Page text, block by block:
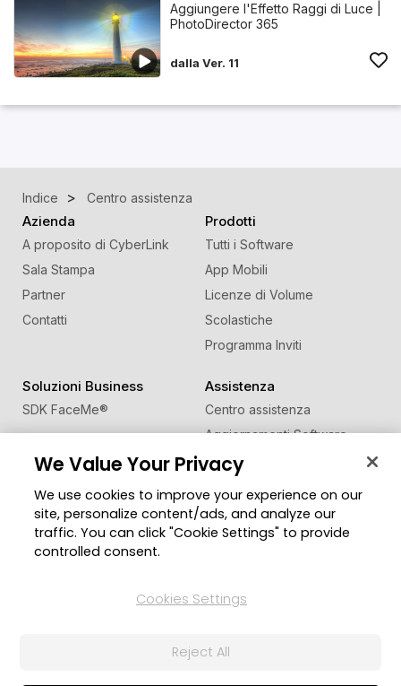
Aggiungere l'Effetto Raggi di Luce |
PhotoDirector 365
dalla Ver. 11
Indice Centro assistenza
Azienda
A proposito di CyberLink
Sala Stampa
Partner
Contatti
Prodotti
Tutti i Software
App Mobili
Licenze di Volume
Scolastiche
Programma Inviti
Soluzioni Business
SDK FaceMe®
Assistenza
Centro assistenza
Aggiornamenti Software
Centro Apprendimento
Comunità
Zona Utenti
Blog
Cambia regione
© 2026 CyberLink Corp. Tutti i diritti riservati.
We Value Your Privacy
We use cookies to improve your experience on our
site, personalize content/ads, and analyze our
traffic. You can click "Cookie Settings" to provide
controlled consent.
Cookies Settings
Reject All